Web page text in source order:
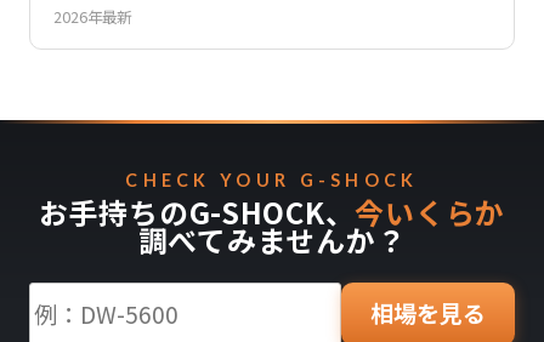
2026年最新
CHECK YOUR G-SHOCK
お手持ちのG-SHOCK、今いくらか
調べてみませんか？
相場を見る